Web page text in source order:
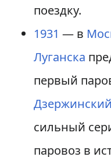
поездку.
1931 — в
Луганска
первый
Дзержинский
сильный
паровоз в